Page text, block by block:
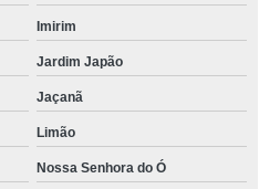
Imirim
Jardim Japão
Jaçanã
Limão
Nossa Senhora do Ó